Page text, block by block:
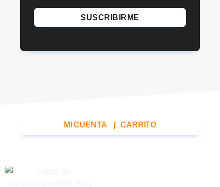
MI CUENTA CARRITO